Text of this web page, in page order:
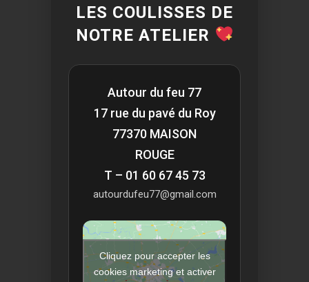
LES COULISSES DE
NOTRE ATELIER
Autour du feu 77
17 rue du pavé du Roy
77370 MAISON
ROUGE
T – 01 60 67 45 73
autourdufeu77@gmail.com
Cliquez pour accepter les
cookies marketing et activer